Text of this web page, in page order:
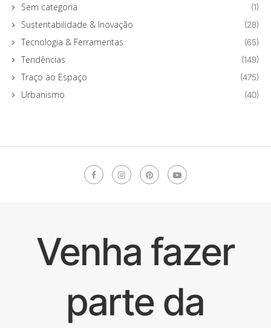
Sem categoria (1)
Sustentabilidade & Inovação (28)
Tecnologia & Ferramentas (65)
Tendências (149)
Traço ao Espaço (475)
Urbanismo (40)
Venha fazer
parte da